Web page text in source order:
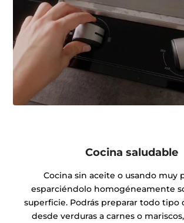
Cocina saludable
Cocina sin aceite o usando muy
esparciéndolo homogéneamente
superficie. Podrás preparar todo tipo
desde verduras a carnes o